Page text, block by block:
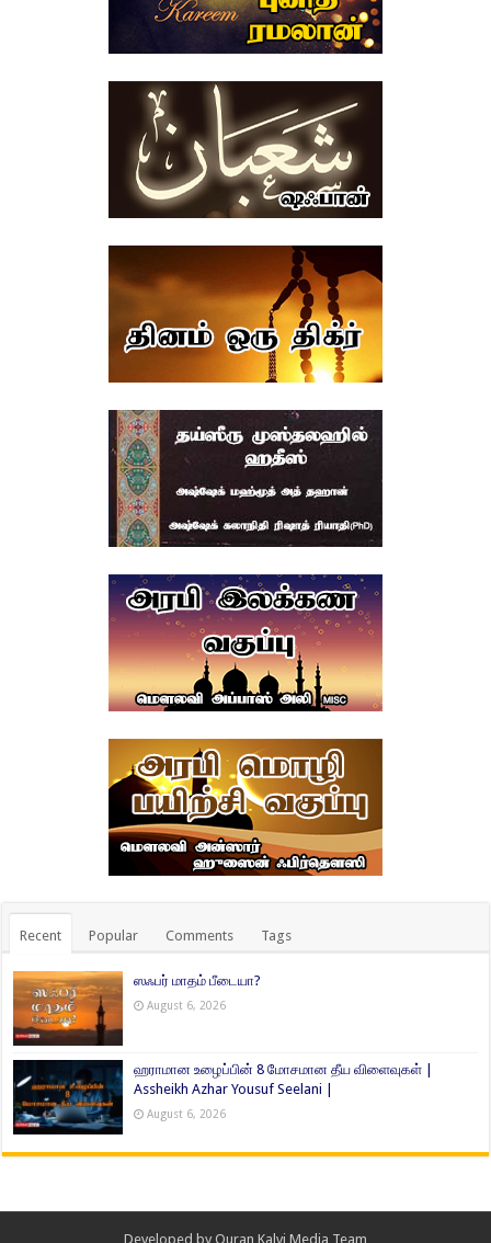
Recent Popular Comments Tags
ஸஃபர் மாதம் பீடையா?
August 6, 2026
ஹராமான உழைப்பின் 8 மோசமான தீய விளைவுகள் |
Assheikh Azhar Yousuf Seelani |
August 6, 2026
Developed by Quran Kalvi Media Team